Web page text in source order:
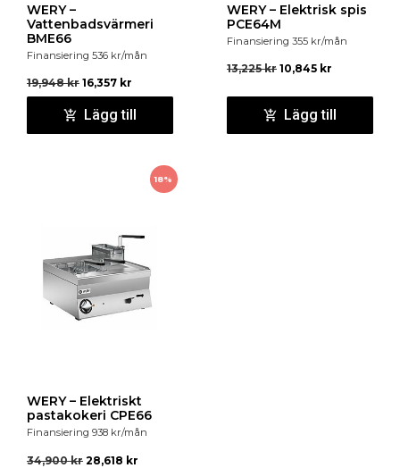
WERY –
Vattenbadsvärmeri
BME66
Finansiering 536 kr/mån
19,948kr 16,357 kr
Lägg till
WERY – Elektrisk spis
PCE64M
Finansiering 355 kr/mån
13,225kr 10,845 kr
Lägg till
18%
WERY – Elektriskt
pastakokeri CPE66
Finansiering 938 kr/mån
34,900kr 28,618 kr